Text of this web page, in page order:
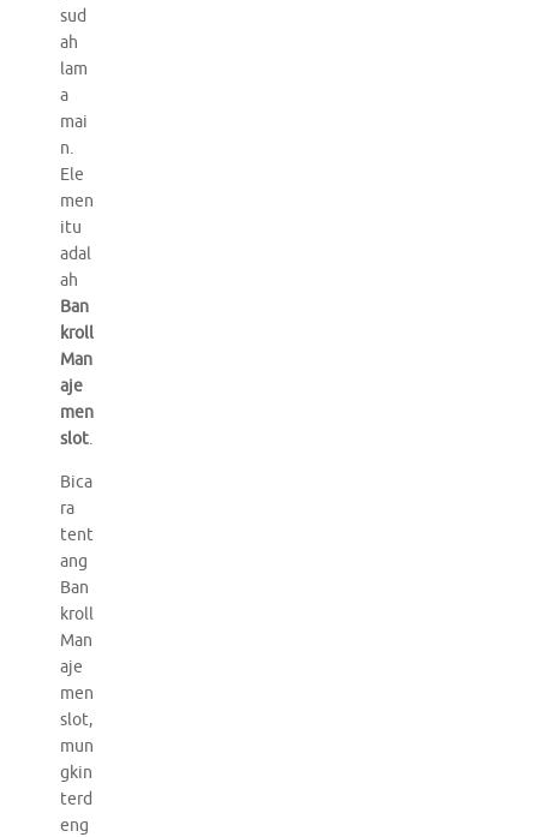
sud
ah
lam
a
mai
n.
Ele
men
itu
adal
ah
Ban
kroll
Man
aje
men
slot.
Bica
ra
tent
ang
Ban
kroll
Man
aje
men
slot,
mun
gkin
terd
eng